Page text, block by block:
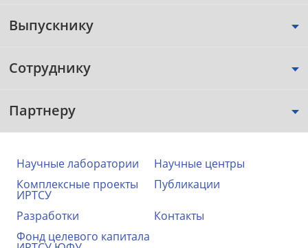
Выпускнику
Сотруднику
Партнеру
Научные лаборатории
Научные центры
Комплексные проекты
ИРТСУ
Публикации
Разработки
Контакты
Фонд целевого капитала